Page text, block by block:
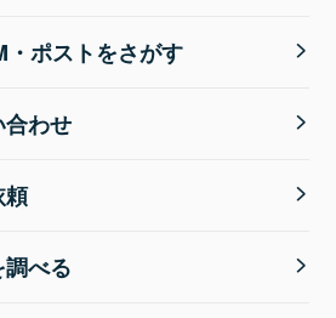
・ポストをさがす
わせ
頼
べる